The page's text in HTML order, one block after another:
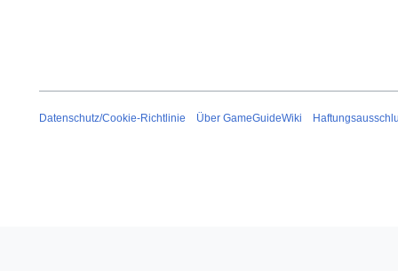
Datenschutz/Cookie-Richtlinie Über GameGuideWiki